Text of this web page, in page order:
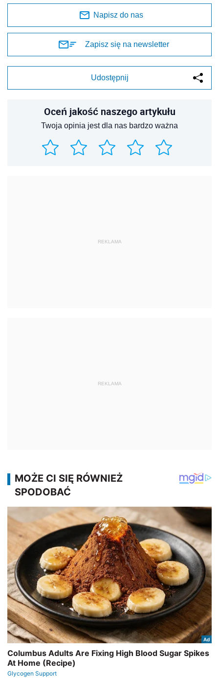
Napisz do nas
Zapisz się na newsletter
Udostępnij
Oceń jakość naszego artykułu
Twoja opinia jest dla nas bardzo ważna
REKLAMA
REKLAMA